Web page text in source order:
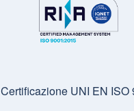
Certificazione UNI EN ISO